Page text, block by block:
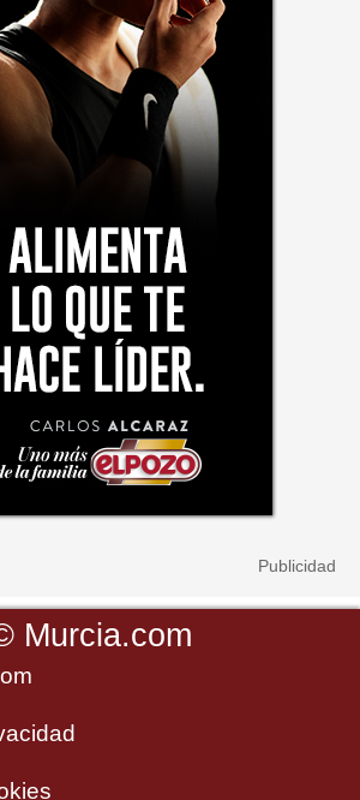
Murcia.com